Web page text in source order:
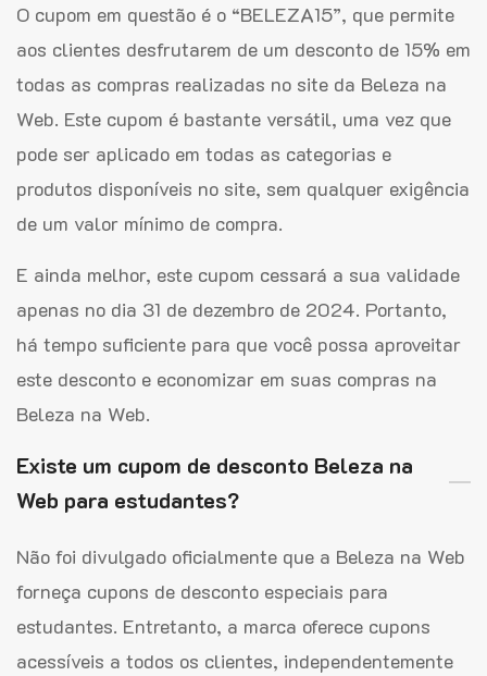
O cupom em questão é o “BELEZA15”, que permite
aos clientes desfrutarem de um desconto de 15% em
todas as compras realizadas no site da Beleza na
Web. Este cupom é bastante versátil, uma vez que
pode ser aplicado em todas as categorias e
produtos disponíveis no site, sem qualquer exigência
de um valor mínimo de compra.
E ainda melhor, este cupom cessará a sua validade
apenas no dia 31 de dezembro de 2024. Portanto,
há tempo suficiente para que você possa aproveitar
este desconto e economizar em suas compras na
Beleza na Web.
Existe um cupom de desconto Beleza na
Web para estudantes?
Não foi divulgado oficialmente que a Beleza na Web
forneça cupons de desconto especiais para
estudantes. Entretanto, a marca oferece cupons
acessíveis a todos os clientes, independentemente